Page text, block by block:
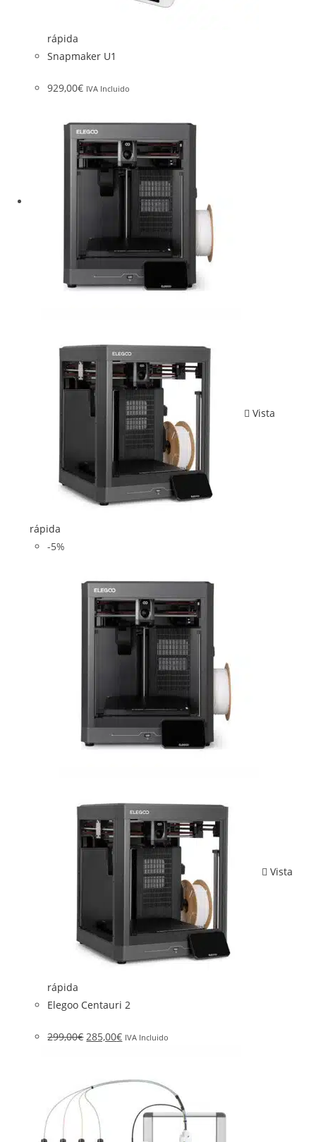
rápida
Snapmaker U1
929,00€ IVA Incluido
Vista
rápida
-5%
Vista
rápida
Elegoo Centauri 2
299,00€ 285,00€ IVA Incluido